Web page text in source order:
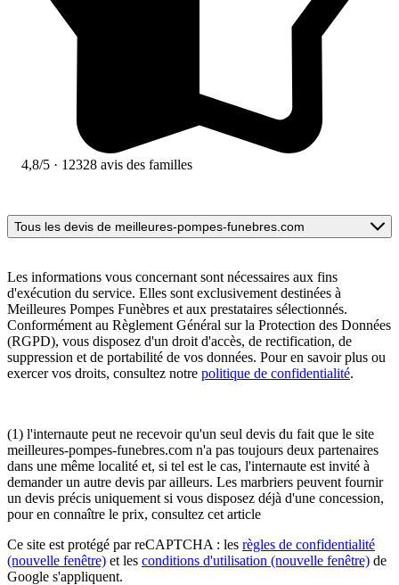
4,8/5 · 12328 avis des familles
Tous les devis de meilleures-pompes-funebres.com
Les informations vous concernant sont nécessaires aux fins
d'exécution du service. Elles sont exclusivement destinées à
Meilleures Pompes Funèbres et aux prestataires sélectionnés.
Conformément au Règlement Général sur la Protection des Données
(RGPD), vous disposez d'un droit d'accès, de rectification, de
suppression et de portabilité de vos données. Pour en savoir plus ou
exercer vos droits, consultez notre politique de confidentialité.
(1) l'internaute peut ne recevoir qu'un seul devis du fait que le site
meilleures-pompes-funebres.com n'a pas toujours deux partenaires
dans une même localité et, si tel est le cas, l'internaute est invité à
demander un autre devis par ailleurs. Les marbriers peuvent fournir
un devis précis uniquement si vous disposez déjà d'une concession,
pour en connaître le prix, consultez cet article
Ce site est protégé par reCAPTCHA : les règles de confidentialité
(nouvelle fenêtre) et les conditions d'utilisation (nouvelle fenêtre) de
Google s'appliquent.